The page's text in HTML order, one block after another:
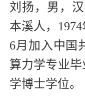
刘扬，男，
本溪人，
6月加入中国
算力学专业
学博士学位。